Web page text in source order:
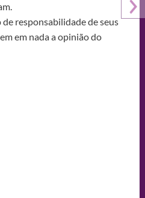
responsabilidade de seus
em nada a opinião do